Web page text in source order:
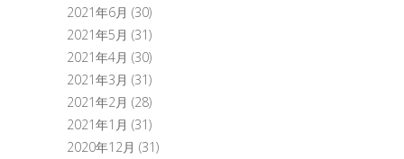
2021年6月 (30)
2021年5月 (31)
2021年4月 (30)
2021年3月 (31)
2021年2月 (28)
2021年1月 (31)
2020年12月 (31)